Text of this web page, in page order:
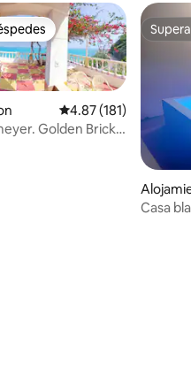
reseñas
preferido
Calificación
4.87 (181)
Golden Bricks
Casa